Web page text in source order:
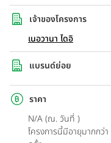
เจ้าของโครงการ
เนอวานา ไดอิ
แบรนด์ย่อย
ราคา
N/A (ณ. วันที่ )
โครงการนี้มีอายุมากกว่